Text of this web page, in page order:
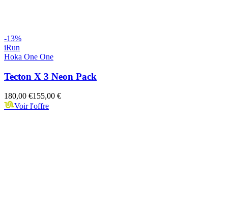
-13%
iRun
Hoka One One
Tecton X 3 Neon Pack
180,00 €155,00 €
Voir l'offre